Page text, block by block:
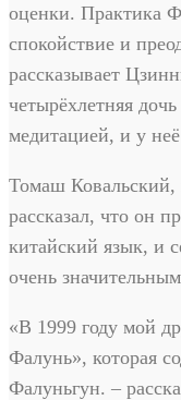
оценки. Практика
спокойствие и
рассказывает
четырёхлетняя
медитацией, и у
Томаш
рассказал, что он
китайский язык, и
очень
«В 1999 году мой
Фалунь», которая
Фалуньгун. –